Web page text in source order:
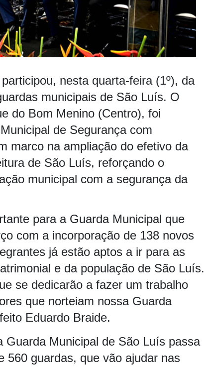
nesta quarta-feira (1º), da
municipais de São Luís. O
do Bom Menino (Centro), foi
de Segurança com
marco na ampliação do efetivo da
de São Luís, reforçando o
municipal com a segurança da
para a Guarda Municipal que
com a incorporação de 138 novos
já estão aptos a ir para as
e da população de São Luís.
se dedicarão a fazer um trabalho
que norteiam nossa Guarda
Eduardo Braide.
Guarda Municipal de São Luís passa
560 guardas, que vão ajudar nas